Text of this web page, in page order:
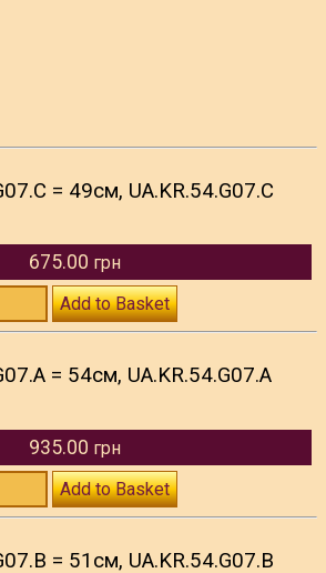
= 49см, UA.KR.54.G07.С
675.00 грн
Add to Basket
= 54см, UA.KR.54.G07.A
935.00 грн
Add to Basket
= 51см, UA.KR.54.G07.B